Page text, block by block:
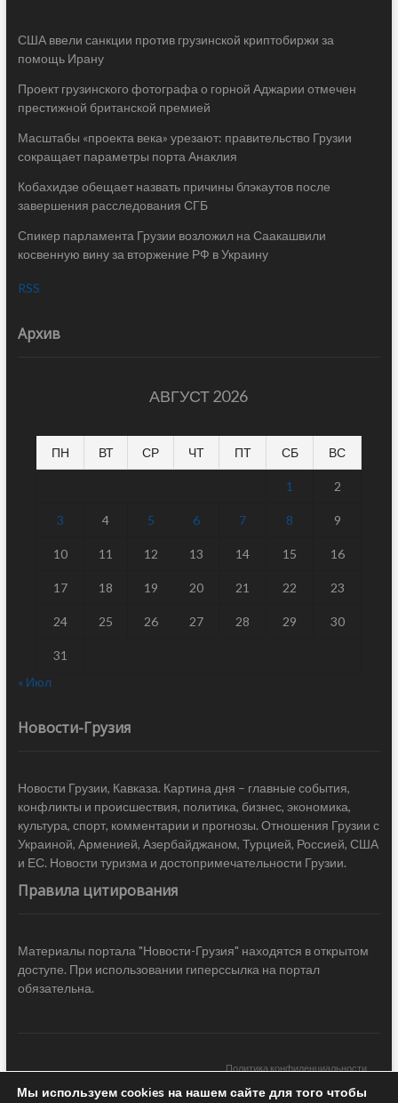
США ввели санкции против грузинской криптобиржи за
помощь Ирану
Проект грузинского фотографа о горной Аджарии отмечен
престижной британской премией
Масштабы «проекта века» урезают: правительство Грузии
сокращает параметры порта Анаклия
Кобахидзе обещает назвать причины блэкаутов после
завершения расследования СГБ
Спикер парламента Грузии возложил на Саакашвили
косвенную вину за вторжение РФ в Украину
RSS
Архив
АВГУСТ 2026
ПН ВТ СР ЧТ ПТ СБ ВС
1 2
3 4 5 6 7 8 9
10 11 12 13 14 15 16
17 18 19 20 21 22 23
24 25 26 27 28 29 30
31
« Июл
Новости-Грузия
Новости Грузии, Кавказа. Картина дня – главные события,
конфликты и происшествия, политика, бизнес, экономика,
культура, спорт, комментарии и прогнозы. Отношения Грузии с
Украиной, Арменией, Азербайджаном, Турцией, Россией, США
и ЕС. Новости туризма и достопримечательности Грузии.
Правила цитирования
Материалы портала "Новости-Грузия" находятся в открытом
доступе. При использовании гиперссылка на портал
обязательна.
Политика конфиденциальности
Мы используем cookies на нашем сайте для того чтобы